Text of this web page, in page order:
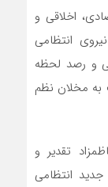
اخلاقی و
انتظامی
و رصد لحظه
به مخلان نظم
تقدیر و
جدید انتظامی